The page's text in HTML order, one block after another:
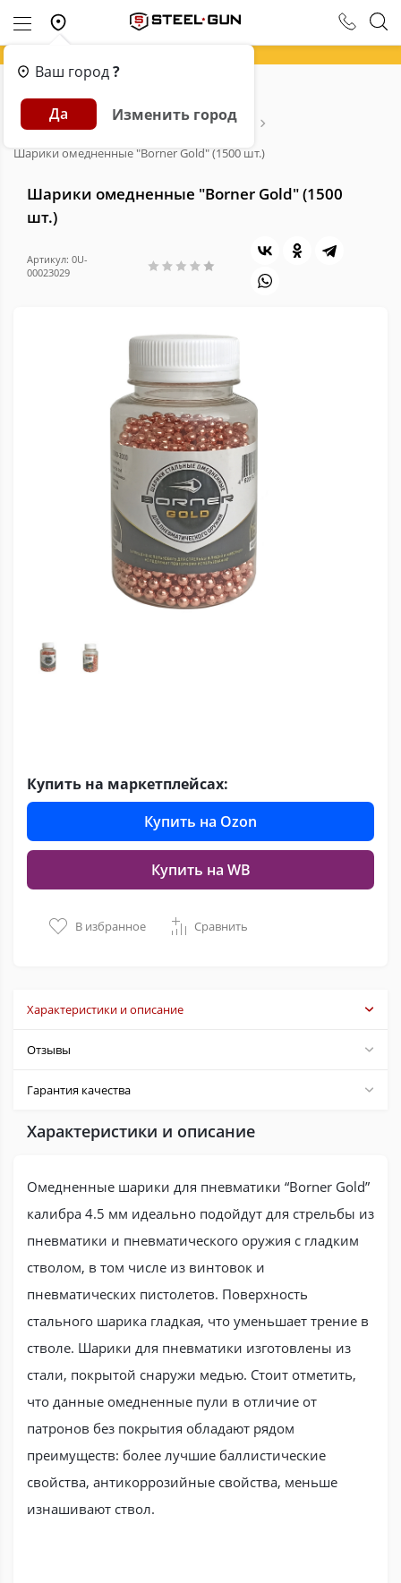
Ваш город?
Да Изменить город
Главная Каталог
Аксессуары и расходники для пневматики
Шарики омедненные "Borner Gold" (1500 шт.)
Шарики омедненные "Borner Gold" (1500
шт.)
Артикул: 0U-
00023029
Купить на маркетплейсах:
Купить на Ozon
Купить на WB
В избранное Сравнить
Характеристики и описание
Отзывы
Гарантия качества
Характеристики и описание
Омедненные шарики для пневматики “Borner Gold”
калибра 4.5 мм идеально подойдут для стрельбы из
пневматики и пневматического оружия с гладким
стволом, в том числе из винтовок и
пневматических пистолетов. Поверхность
стального шарика гладкая, что уменьшает трение в
стволе. Шарики для пневматики изготовлены из
стали, покрытой снаружи медью. Стоит отметить,
что данные омедненные пули в отличие от
патронов без покрытия обладают рядом
преимуществ: более лучшие баллистические
свойства, антикоррозийные свойства, меньше
изнашивают ствол.